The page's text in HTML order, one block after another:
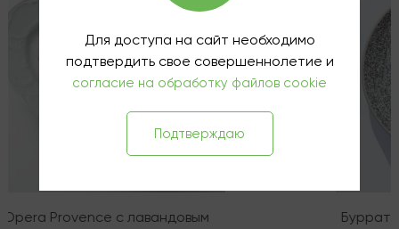
Opera Provence с лавандовым
Для доступа на сайт необходимо
подтвердить свое совершеннолетие и
согласие на обработку файлов cookie
Подтверждаю